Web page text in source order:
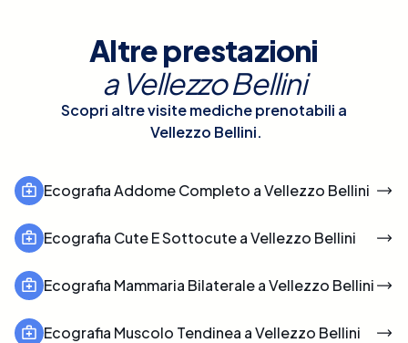
Altre prestazioni
a Vellezzo Bellini
Scopri altre visite mediche prenotabili a
Vellezzo Bellini.
Ecografia Addome Completo a Vellezzo Bellini
Ecografia Cute E Sottocute a Vellezzo Bellini
Ecografia Mammaria Bilaterale a Vellezzo Bellini
Ecografia Muscolo Tendinea a Vellezzo Bellini